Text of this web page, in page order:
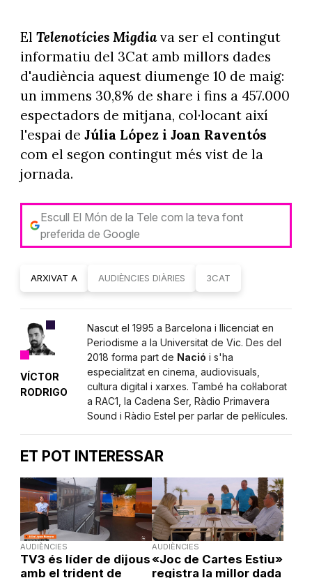
El Telenotícies Migdiava ser el contingut
informatiu del 3Cat amb millors dades
d'audiència aquest diumenge 10 de maig:
un immens 30,8% de share i fins a 457.000
espectadors de mitjana, col·locant així
l'espai de Júlia López i Joan Raventós
com el segon contingut més vist de la
jornada.
Escull El Món de la Tele com la teva font
preferida de Google
ARXIVAT A AUDIÈNCIES DIÀRIES 3CAT
VÍCTOR
RODRIGO
Nascut el 1995 a Barcelona i llicenciat en
Periodisme a la Universitat de Vic. Des del
2018 forma part de Nació i s'ha
especialitzat en cinema, audiovisuals,
cultura digital i xarxes. També ha col·laborat
a RAC1, la Cadena Ser, Ràdio Primavera
Sound i Ràdio Estel per parlar de pel·lícules.
ET POT INTERESSAR
AUDIÈNCIES
TV3 és líder de dijous
amb el trident de
AUDIÈNCIES
«Joc de Cartes Estiu»
registra la millor dada